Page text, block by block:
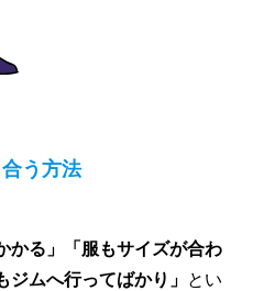
う方法
かる」「服もサイズが合わ
ムへ行ってばかり」 とい